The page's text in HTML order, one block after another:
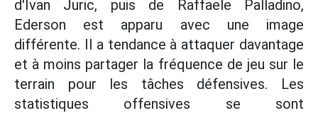
d'Ivan Juric, puis de Raffaele Palladino,
Ederson est apparu avec une image
différente. Il a tendance à attaquer davantage
et à moins partager la fréquence de jeu sur le
terrain pour les tâches défensives. Les
statistiques offensives se sont